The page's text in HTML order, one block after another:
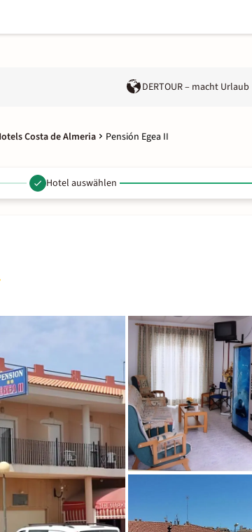
DERTOUR – macht Urlaub
Costa de Almeria Pensión Egea II
Hotel auswählen